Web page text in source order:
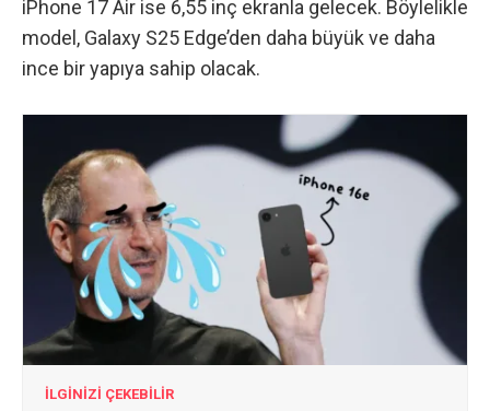
iPhone 17 Air ise 6,55 inç ekranla gelecek. Böylelikle
model, Galaxy S25 Edge’den daha büyük ve daha
ince bir yapıya sahip olacak.
İLGİNİZİ ÇEKEBİLİR